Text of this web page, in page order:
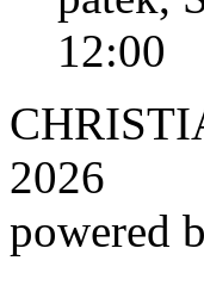
12:00
2026
powered